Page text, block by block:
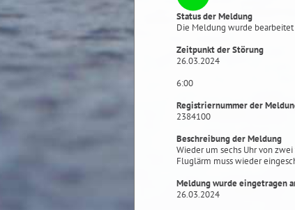
Status der Meldung
Die Meldung wurde bearbeitet
Zeitpunkt der Störung
26.03.2024
6:00
Registriernummer der
2384100
Beschreibung der Meldung
Wieder um sechs Uhr von
Fluglärm muss wieder
Meldung wurde eingetragen
26.03.2024